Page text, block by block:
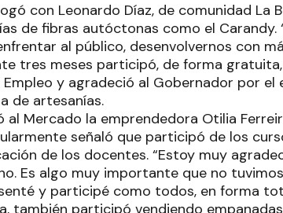
con Leonardo Díaz, de comunidad La
de fibras autóctonas como el Carandy.
al público, desenvolvernos con
tres meses participó, de forma
y agradeció al Gobernador por el
de artesanías.
al Mercado la emprendedora Otilia
señaló que participó de los
de los docentes. “Estoy muy
Es algo muy importante que no
y participé como todos, en forma